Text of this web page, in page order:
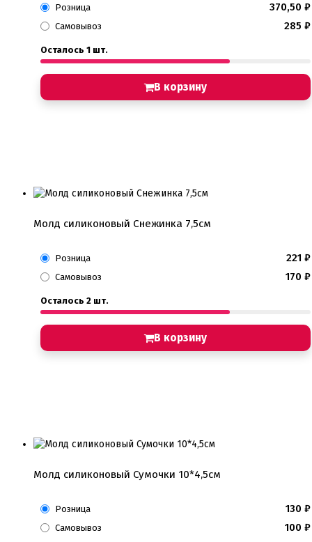
Розница 370,50 ₽
Самовывоз 285 ₽
Осталось 1 шт.
В корзину
Молд силиконовый Снежинка 7,5см
Розница 221 ₽
Самовывоз 170 ₽
Осталось 2 шт.
В корзину
Молд силиконовый Сумочки 10*4,5см
Розница 130 ₽
Самовывоз 100 ₽